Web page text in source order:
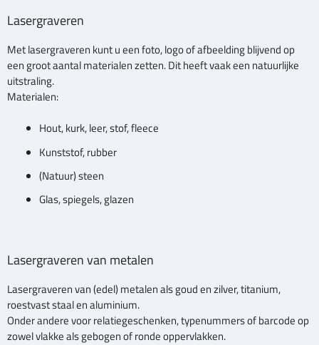
Lasergraveren
Met lasergraveren kunt u een foto, logo of afbeelding blijvend op
een groot aantal materialen zetten. Dit heeft vaak een natuurlijke
uitstraling.
Materialen:
Hout, kurk, leer, stof, fleece
Kunststof, rubber
(Natuur) steen
Glas, spiegels, glazen
Lasergraveren van metalen
Lasergraveren van (edel) metalen als goud en zilver, titanium,
roestvast staal en aluminium.
Onder andere voor relatiegeschenken, typenummers of barcode op
zowel vlakke als gebogen of ronde oppervlakken.